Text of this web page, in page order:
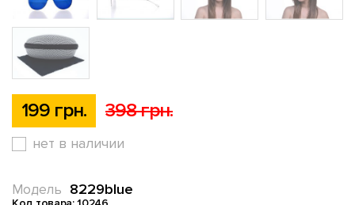
199 грн. 398 грн.
нет в наличии
8229blue
Модель